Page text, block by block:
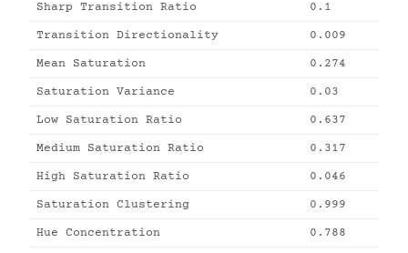
Sharp Transition Ratio 0.1
Transition Directionality 0.009
Mean Saturation 0.274
Saturation Variance 0.03
Low Saturation Ratio 0.637
Medium Saturation Ratio 0.317
High Saturation Ratio 0.046
Saturation Clustering 0.999
Hue Concentration 0.788